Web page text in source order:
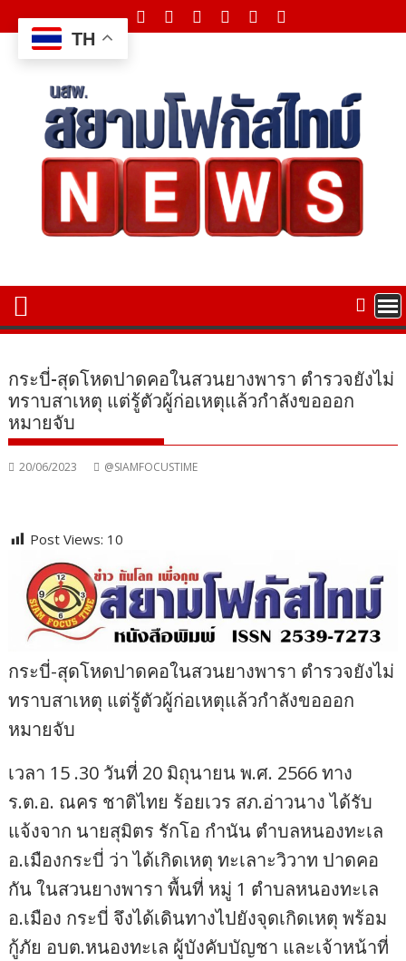
to
content
กระบี่-สุดโหดปาดคอในสวนยางพารา ตำรวจยังไม่
ทราบสาเหตุ แต่รู้ตัวผู้ก่อเหตุแล้วกำลังขอออก
หมายจับ
20/06/2023 @SIAMFOCUSTIME
Post Views: 10
กระบี่-สุดโหดปาดคอในสวนยางพารา ตำรวจยังไม่
ทราบสาเหตุ แต่รู้ตัวผู้ก่อเหตุแล้วกำลังขอออก
หมายจับ
เวลา 15 .30 วันที่ 20 มิถุนายน พ.ศ. 2566 ทาง
ร.ต.อ. ณคร ชาติไทย ร้อยเวร สภ.อ่าวนาง ได้รับ
แจ้งจาก นายสุมิตร รักโอ กำนัน ตำบลหนองทะเล
อ.เมืองกระบี่ ว่า ได้เกิดเหตุ ทะเลาะวิวาท ปาดคอ
กัน ในสวนยางพารา พื้นที่ หมู่ 1 ตำบลหนองทะเล
อ.เมือง กระบี่ จึงได้เดินทางไปยังจุดเกิดเหตุ พร้อม
กู้ภัย อบต.หนองทะเล ผู้บังคับบัญชา และเจ้าหน้าที่
TH